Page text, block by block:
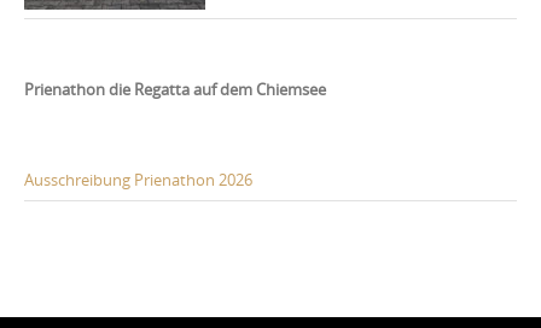
Prienathon die Regatta auf dem Chiemsee
Ausschreibung Prienathon 2026